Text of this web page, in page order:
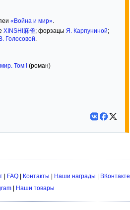
«Война и мир».
XINSHI麻雀; форзацы Я. Карпуниной;
Голосовой
Том I (роман)
| FAQ| Контакты Наши награды
ВКонтакте
Наши товары